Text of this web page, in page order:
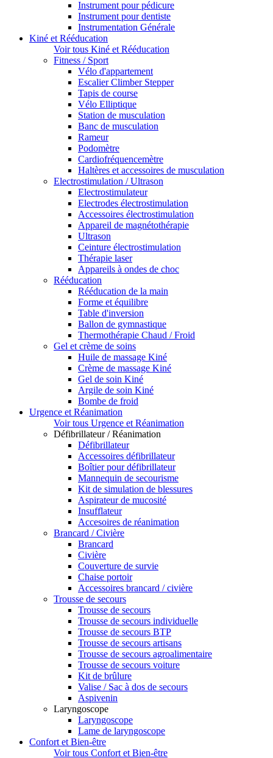
Instrument pour pédicure
Instrument pour dentiste
Instrumentation Générale
Kiné et Rééducation
Voir tous Kiné et Rééducation
Fitness / Sport
Vélo d'appartement
Escalier Climber Stepper
Tapis de course
Vélo Elliptique
Station de musculation
Banc de musculation
Rameur
Podomètre
Cardiofréquencemètre
Haltères et accessoires de musculation
Electrostimulation / Ultrason
Electrostimulateur
Electrodes électrostimulation
Accessoires électrostimulation
Appareil de magnétothérapie
Ultrason
Ceinture électrostimulation
Thérapie laser
Appareils à ondes de choc
Rééducation
Rééducation de la main
Forme et équilibre
Table d'inversion
Ballon de gymnastique
Thermothérapie Chaud / Froid
Gel et crème de soins
Huile de massage Kiné
Crème de massage Kiné
Gel de soin Kiné
Argile de soin Kiné
Bombe de froid
Urgence et Réanimation
Voir tous Urgence et Réanimation
Défibrillateur / Réanimation
Défibrillateur
Accessoires défibrillateur
Boîtier pour défibrillateur
Mannequin de secourisme
Kit de simulation de blessures
Aspirateur de mucosité
Insufflateur
Accesoires de réanimation
Brancard / Civière
Brancard
Civière
Couverture de survie
Chaise portoir
Accessoires brancard / civière
Trousse de secours
Trousse de secours
Trousse de secours individuelle
Trousse de secours BTP
Trousse de secours artisans
Trousse de secours agroalimentaire
Trousse de secours voiture
Kit de brûlure
Valise / Sac à dos de secours
Aspivenin
Laryngoscope
Laryngoscope
Lame de laryngoscope
Confort et Bien-être
Voir tous Confort et Bien-être